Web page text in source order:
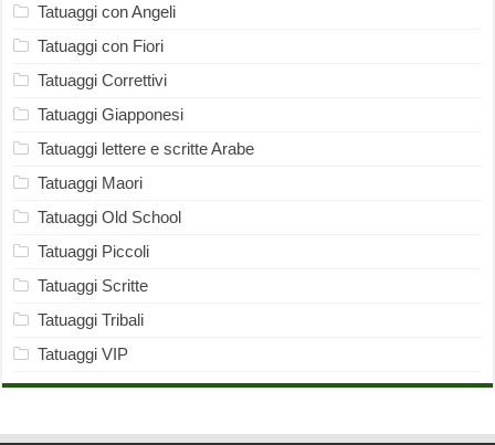
Tatuaggi con Angeli
Tatuaggi con Fiori
Tatuaggi Correttivi
Tatuaggi Giapponesi
Tatuaggi lettere e scritte Arabe
Tatuaggi Maori
Tatuaggi Old School
Tatuaggi Piccoli
Tatuaggi Scritte
Tatuaggi Tribali
Tatuaggi VIP